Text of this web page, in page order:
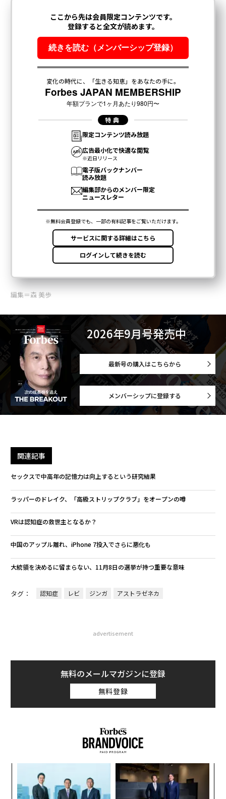
編集＝森 美歩
2026年9月号発売中
最新号の購入はこちらから
メンバーシップに登録する
関連記事
セックスで中高年の記憶力は向上するという研究結果
ラッパーのドレイク、「高級ストリップクラブ」をオープンの噂
VRは認知症の救世主となるか？
中国のアップル離れ、iPhone 7投入でさらに悪化も
大統領を決めるに留まらない、11月8日の選挙が持つ重要な意味
タグ： 認知症 レビ ジンガ アストラゼネカ
advertisement
無料のメールマガジンに登録
無料登録